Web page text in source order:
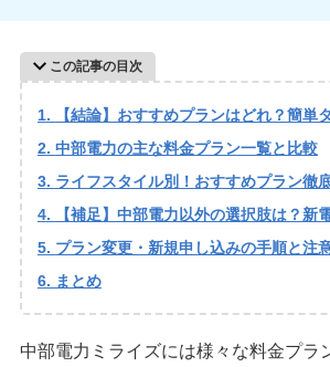
この記事の目次
【結論】おすすめプランはどれ？簡単
中部電力の主な料金プラン一覧と比較
ライフスタイル別！おすすめプラン徹
【補足】中部電力以外の選択肢は？新
プラン変更・新規申し込みの手順と注
まとめ
中部電力ミライズには様々な料金プラ